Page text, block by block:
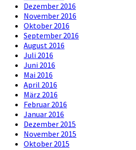
Dezember 2016
November 2016
Oktober 2016
September 2016
August 2016
Juli 2016
Juni 2016
Mai 2016
April 2016
März 2016
Februar 2016
Januar 2016
Dezember 2015
November 2015
Oktober 2015